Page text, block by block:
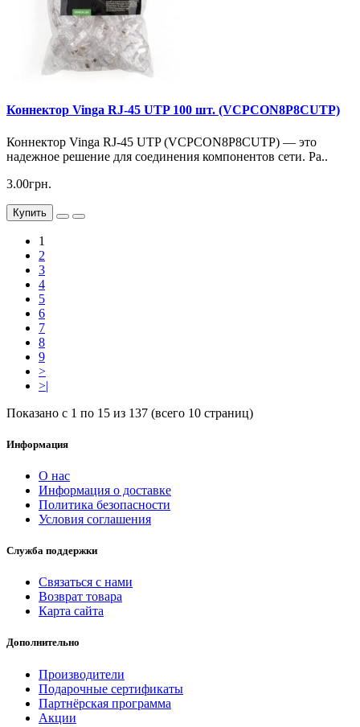
Коннектор Vinga RJ-45 UTP 100 шт. (VCPCON8P8CUTP)
Коннектор Vinga RJ-45 UTP (VCPCON8P8CUTP) — это
надежное решение для соединения компонентов сети. Ра..
3.00грн.
Купить
1
2
3
4
5
6
7
8
9
>
>|
Показано с 1 по 15 из 137 (всего 10 страниц)
Информация
О нас
Информация о доставке
Политика безопасности
Условия соглашения
Служба поддержки
Связаться с нами
Возврат товара
Карта сайта
Дополнительно
Производители
Подарочные сертификаты
Партнёрская программа
Акции